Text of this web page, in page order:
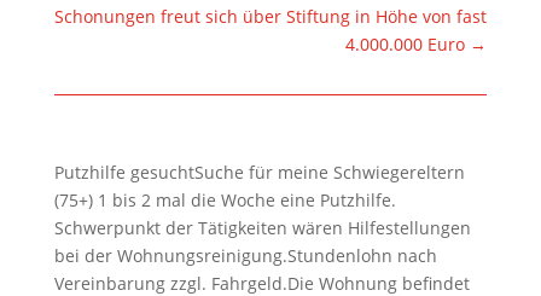
Schonungen freut sich über Stiftung in Höhe von fast
4.000.000 Euro →
Putzhilfe gesuchtSuche für meine Schwiegereltern
(75+) 1 bis 2 mal die Woche eine Putzhilfe.
Schwerpunkt der Tätigkeiten wären Hilfestellungen
bei der Wohnungsreinigung.Stundenlohn nach
Vereinbarung zzgl. Fahrgeld.Die Wohnung befindet